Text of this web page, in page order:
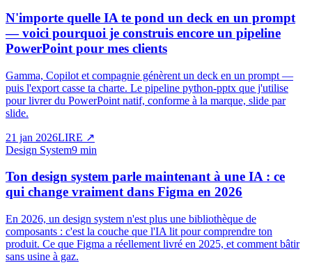
N'importe quelle IA te pond un deck en un prompt
— voici pourquoi je construis encore un pipeline
PowerPoint pour mes clients
Gamma, Copilot et compagnie génèrent un deck en un prompt —
puis l'export casse ta charte. Le pipeline python-pptx que j'utilise
pour livrer du PowerPoint natif, conforme à la marque, slide par
slide.
21 jan 2026LIRE ↗
Design System9 min
Ton design system parle maintenant à une IA : ce
qui change vraiment dans Figma en 2026
En 2026, un design system n'est plus une bibliothèque de
composants : c'est la couche que l'IA lit pour comprendre ton
produit. Ce que Figma a réellement livré en 2025, et comment bâtir
sans usine à gaz.